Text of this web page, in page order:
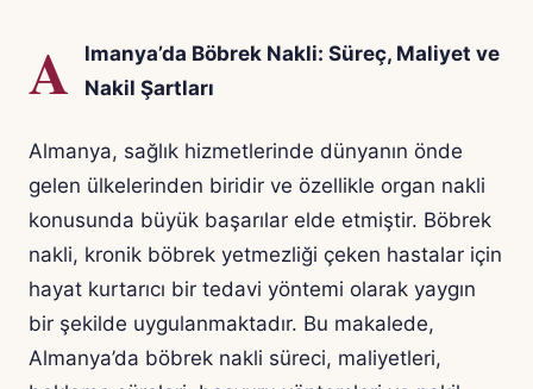
A
lmanya’da Böbrek Nakli: Süreç, Maliyet ve
Nakil Şartları
Almanya, sağlık hizmetlerinde dünyanın önde
gelen ülkelerinden biridir ve özellikle organ nakli
konusunda büyük başarılar elde etmiştir. Böbrek
nakli, kronik böbrek yetmezliği çeken hastalar için
hayat kurtarıcı bir tedavi yöntemi olarak yaygın
bir şekilde uygulanmaktadır. Bu makalede,
Almanya’da böbrek nakli süreci, maliyetleri,